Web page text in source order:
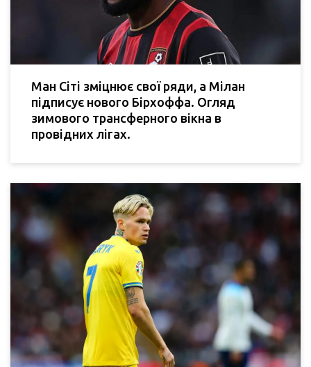
Ман Сіті зміцнює свої ряди, а Мілан
підписує нового Бірхоффа. Огляд
зимового трансферного вікна в
провідних лігах.